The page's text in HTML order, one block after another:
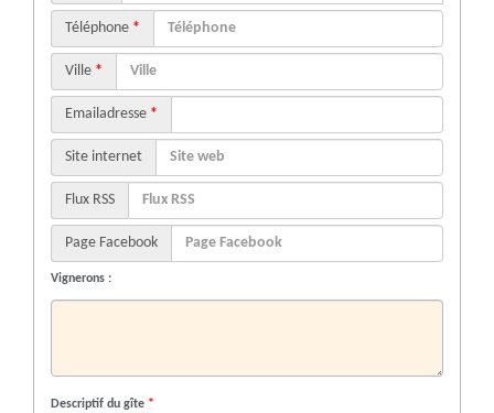
Téléphone *
Ville *
Emailadresse *
Site internet
Flux RSS
Page Facebook
Vignerons :
Descriptif du gîte *